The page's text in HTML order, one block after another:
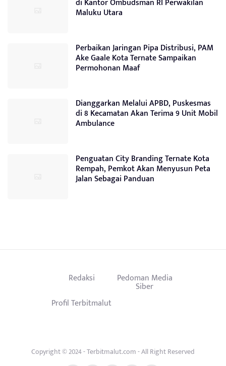
Maluku Utara
Perbaikan Jaringan Pipa Distribusi, PAM
Ake Gaale Kota Ternate Sampaikan
Permohonan Maaf
Dianggarkan Melalui APBD, Puskesmas
di 8 Kecamatan Akan Terima 9 Unit Mobil
Ambulance
Penguatan City Branding Ternate Kota
Rempah, Pemkot Akan Menyusun Peta
Jalan Sebagai Panduan
Redaksi Pedoman Media
Siber
Profil Terbitmalut
Copyright © 2024 - Terbitmalut.com - All Right Reserved